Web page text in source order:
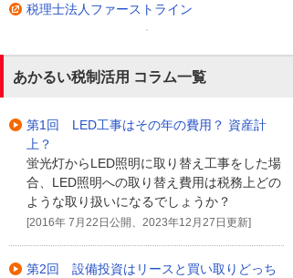
税理士法人ファーストライン
あかるい税制活用 コラム一覧
第1回 LED工事はその年の費用？ 資産計
上？
蛍光灯からLED照明に取り替え工事をした場
合、LED照明への取り替え費用は税務上どの
ような取り扱いになるでしょうか？
[2016年 7月22日公開、2023年12月27日更新]
第2回 設備投資はリースと買い取りどっち